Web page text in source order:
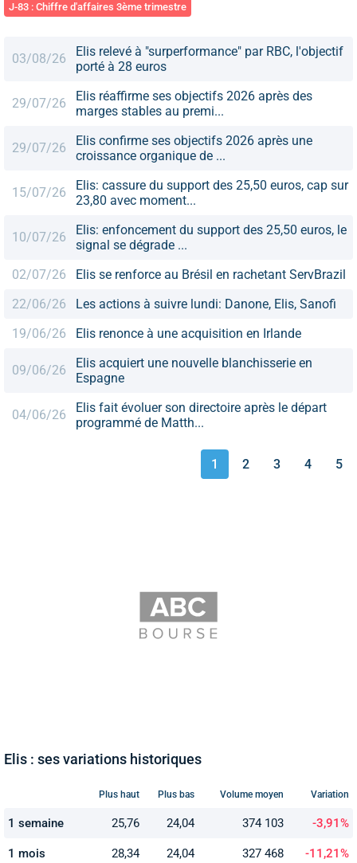
J-83 : Chiffre d'affaires 3ème trimestre
03/08/26
Elis relevé à "surperformance" par RBC, l'objectif
porté à 28 euros
29/07/26
Elis réaffirme ses objectifs 2026 après des
marges stables au premi...
29/07/26
Elis confirme ses objectifs 2026 après une
croissance organique de ...
15/07/26
Elis: cassure du support des 25,50 euros, cap sur
23,80 avec moment...
10/07/26
Elis: enfoncement du support des 25,50 euros, le
signal se dégrade ...
02/07/26
Elis se renforce au Brésil en rachetant ServBrazil
22/06/26
Les actions à suivre lundi: Danone, Elis, Sanofi
19/06/26
Elis renonce à une acquisition en Irlande
09/06/26
Elis acquiert une nouvelle blanchisserie en
Espagne
04/06/26
Elis fait évoluer son directoire après le départ
programmé de Matth...
1 2 3 4 5
Elis : ses variations historiques
Plus haut Plus bas Volume moyen Variation
1 semaine 25,76 24,04 374 103 -3,91%
1 mois 28,34 24,04 327 468 -11,21%